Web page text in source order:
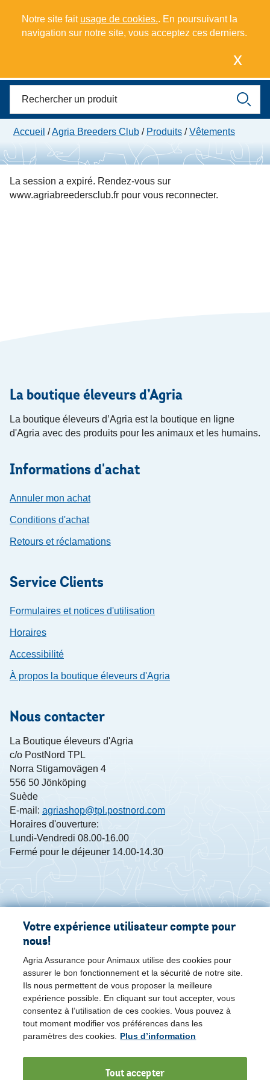
Notre site fait usage de cookies.. En poursuivant la
navigation sur notre site, vous acceptez ces derniers.
x
Accueil /Agria Breeders Club / Produits /Vêtements
La session a expiré. Rendez-vous sur
www.agriabreedersclub.fr pour vous reconnecter.
La boutique éleveurs d’Agria
La boutique éleveurs d’Agria est la boutique en ligne
d'Agria avec des produits pour les animaux et les humains.
Informations d'achat
Annuler mon achat
Conditions d'achat
Retours et réclamations
Service Clients
Formulaires et notices d'utilisation
Horaires
Accessibilité
À propos la boutique éleveurs d'Agria
Nous contacter
La Boutique éleveurs d'Agria
c/o PostNord TPL
Norra Stigamovägen 4
556 50 Jönköping
Suède
E-mail: agriashop@tpl.postnord.com
Horaires d'ouverture:
Lundi-Vendredi 08.00-16.00
Fermé pour le déjeuner 14.00-14.30
Votre expérience utilisateur compte pour
nous!
Agria Assurance pour Animaux utilise des cookies pour
assurer le bon fonctionnement et la sécurité de notre site.
Ils nous permettent de vous proposer la meilleure
expérience possible. En cliquant sur tout accepter, vous
consentez à l’utilisation de ces cookies. Vous pouvez à
tout moment modifier vos préférences dans les
paramètres des cookies.
Plus d’information
Tout accepter